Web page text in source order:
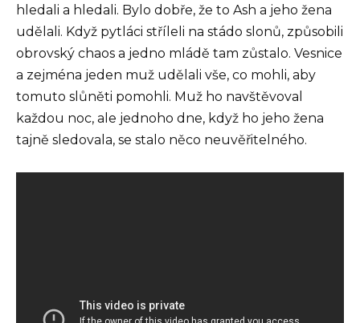
hledali a hledali. Bylo dobře, že to Ash a jeho žena
udělali. Když pytláci stříleli na stádo slonů, způsobili
obrovský chaos a jedno mládě tam zůstalo. Vesnice
a zejména jeden muž udělali vše, co mohli, aby
tomuto slůněti pomohli. Muž ho navštěvoval
každou noc, ale jednoho dne, když ho jeho žena
tajně sledovala, se stalo něco neuvěřitelného.